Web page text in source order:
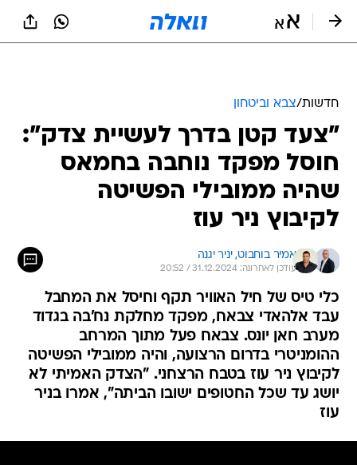
חדשות/צבא וביטחון
"צעד קטן בדרך לעשיית צדק":
חוסל מפקד נוחבה בחמאס
שהיה ממובילי הפשיטה
לקיבוץ ניר עוז
אמיר בוחבוט, יניר יגנה
עודכן לאחרונה: 31.12.2024 / 20:52
כלי טיס של חיל האוויר תקף וחיסל את המחבל
עבד אלהאדי צבאח, מפקד מחלקת נח'בה בגדוד
מערב חאן יונס. צבאח פעל מתוך המרחב
ההומניטרי בדרום הרצועה, והיה ממובילי הפשיטה
לקיבוץ ניר עוז בטבח הרצחני. "הצדק האמיתי לא
יושג עד שכל החטופים ישובו הביתה", אמרו בניר
עוז